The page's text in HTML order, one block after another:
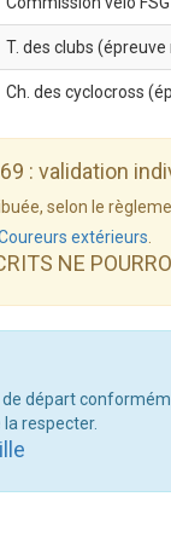
T. des clubs (épreuve
Ch. des cyclocross
: validation
selon le
extérieurs
NE
de départ
respecter.